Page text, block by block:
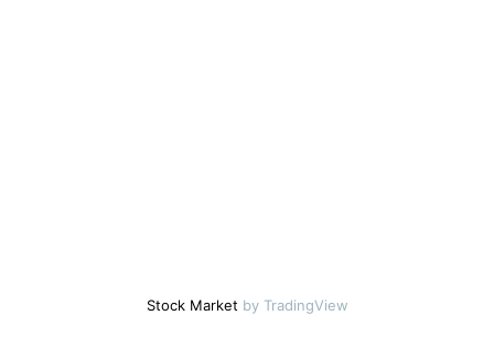
Stock Market by TradingView